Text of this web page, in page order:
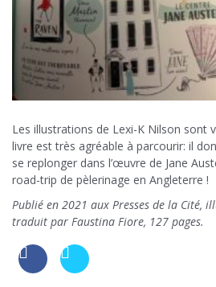
Les illustrations de Lexi-K Nilson sont
livre est très agréable à parcourir: il
se replonger dans l’œuvre de Jane
road-trip de pèlerinage en Angleterre !
Publié en 2021 aux Presses de la Cité,
traduit par Faustina Fiore, 127 pages.